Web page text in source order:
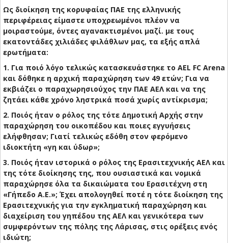
Ως διοίκηση της κορυφαίας ΠΑΕ της ελληνικής
περιφέρειας είμαστε υποχρεωμένοι πλέον να
μοιραστούμε, όντες αγανακτισμένοι μαζί. με τους
εκατοντάδες χιλιάδες φιλάθλων μας, τα εξής απλά
ερωτήματα:
1. Για ποιό λόγο τελικώς κατασκευάστηκε το AEL FC Arena
και δόθηκε η αρχική παραχώρηση των 49 ετών; Για να
εκβιάζει ο παραχωρησιούχος την ΠΑΕ ΑΕΛ και να της
ζητάει κάθε χρόνο ληστρικά ποσά χωρίς αντίκρισμα;
2. Ποιός ήταν ο ρόλος της τότε Δημοτική Αρχής στην
παραχώρηση του οικοπέδου και ποιες εγγυήσεις
ελήφθησαν; Γιατί τελικώς εδόθη στον φερόμενο
ιδιοκτήτη «γη και ύδωρ»;
3. Ποιός ήταν ιστορικά ο ρόλος της Ερασιτεχνικής ΑΕΛ και
της τότε διοίκησης της, που ουσιαστικά και νομικά
παραχώρησε όλα τα δικαιώματα του Ερασιτέχνη στη
«Γήπεδο Α.Ε.»; Έχει απολογηθεί ποτέ η τότε διοίκηση της
Ερασιτεχνικής για την εγκληματική παραχώρηση και
διαχείριση του γηπέδου της ΑΕΛ και γενικότερα των
συμφερόντων της πόλης της Λάρισας, στις ορέξεις ενός
ιδιώτη;